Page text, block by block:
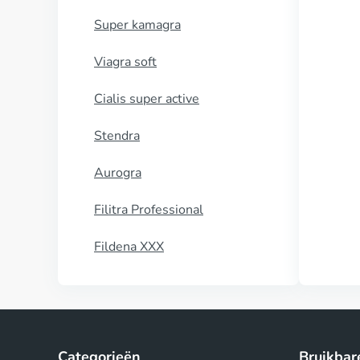
Super kamagra
Viagra soft
Cialis super active
Stendra
Aurogra
Filitra Professional
Fildena XXX